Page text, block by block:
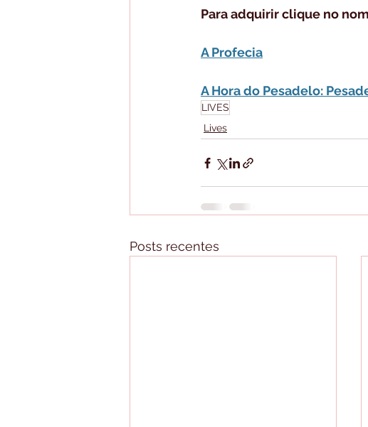
Para adquirir clique no
A Profecia
A Hora do Pesadelo:
LIVES
Lives
Posts recentes